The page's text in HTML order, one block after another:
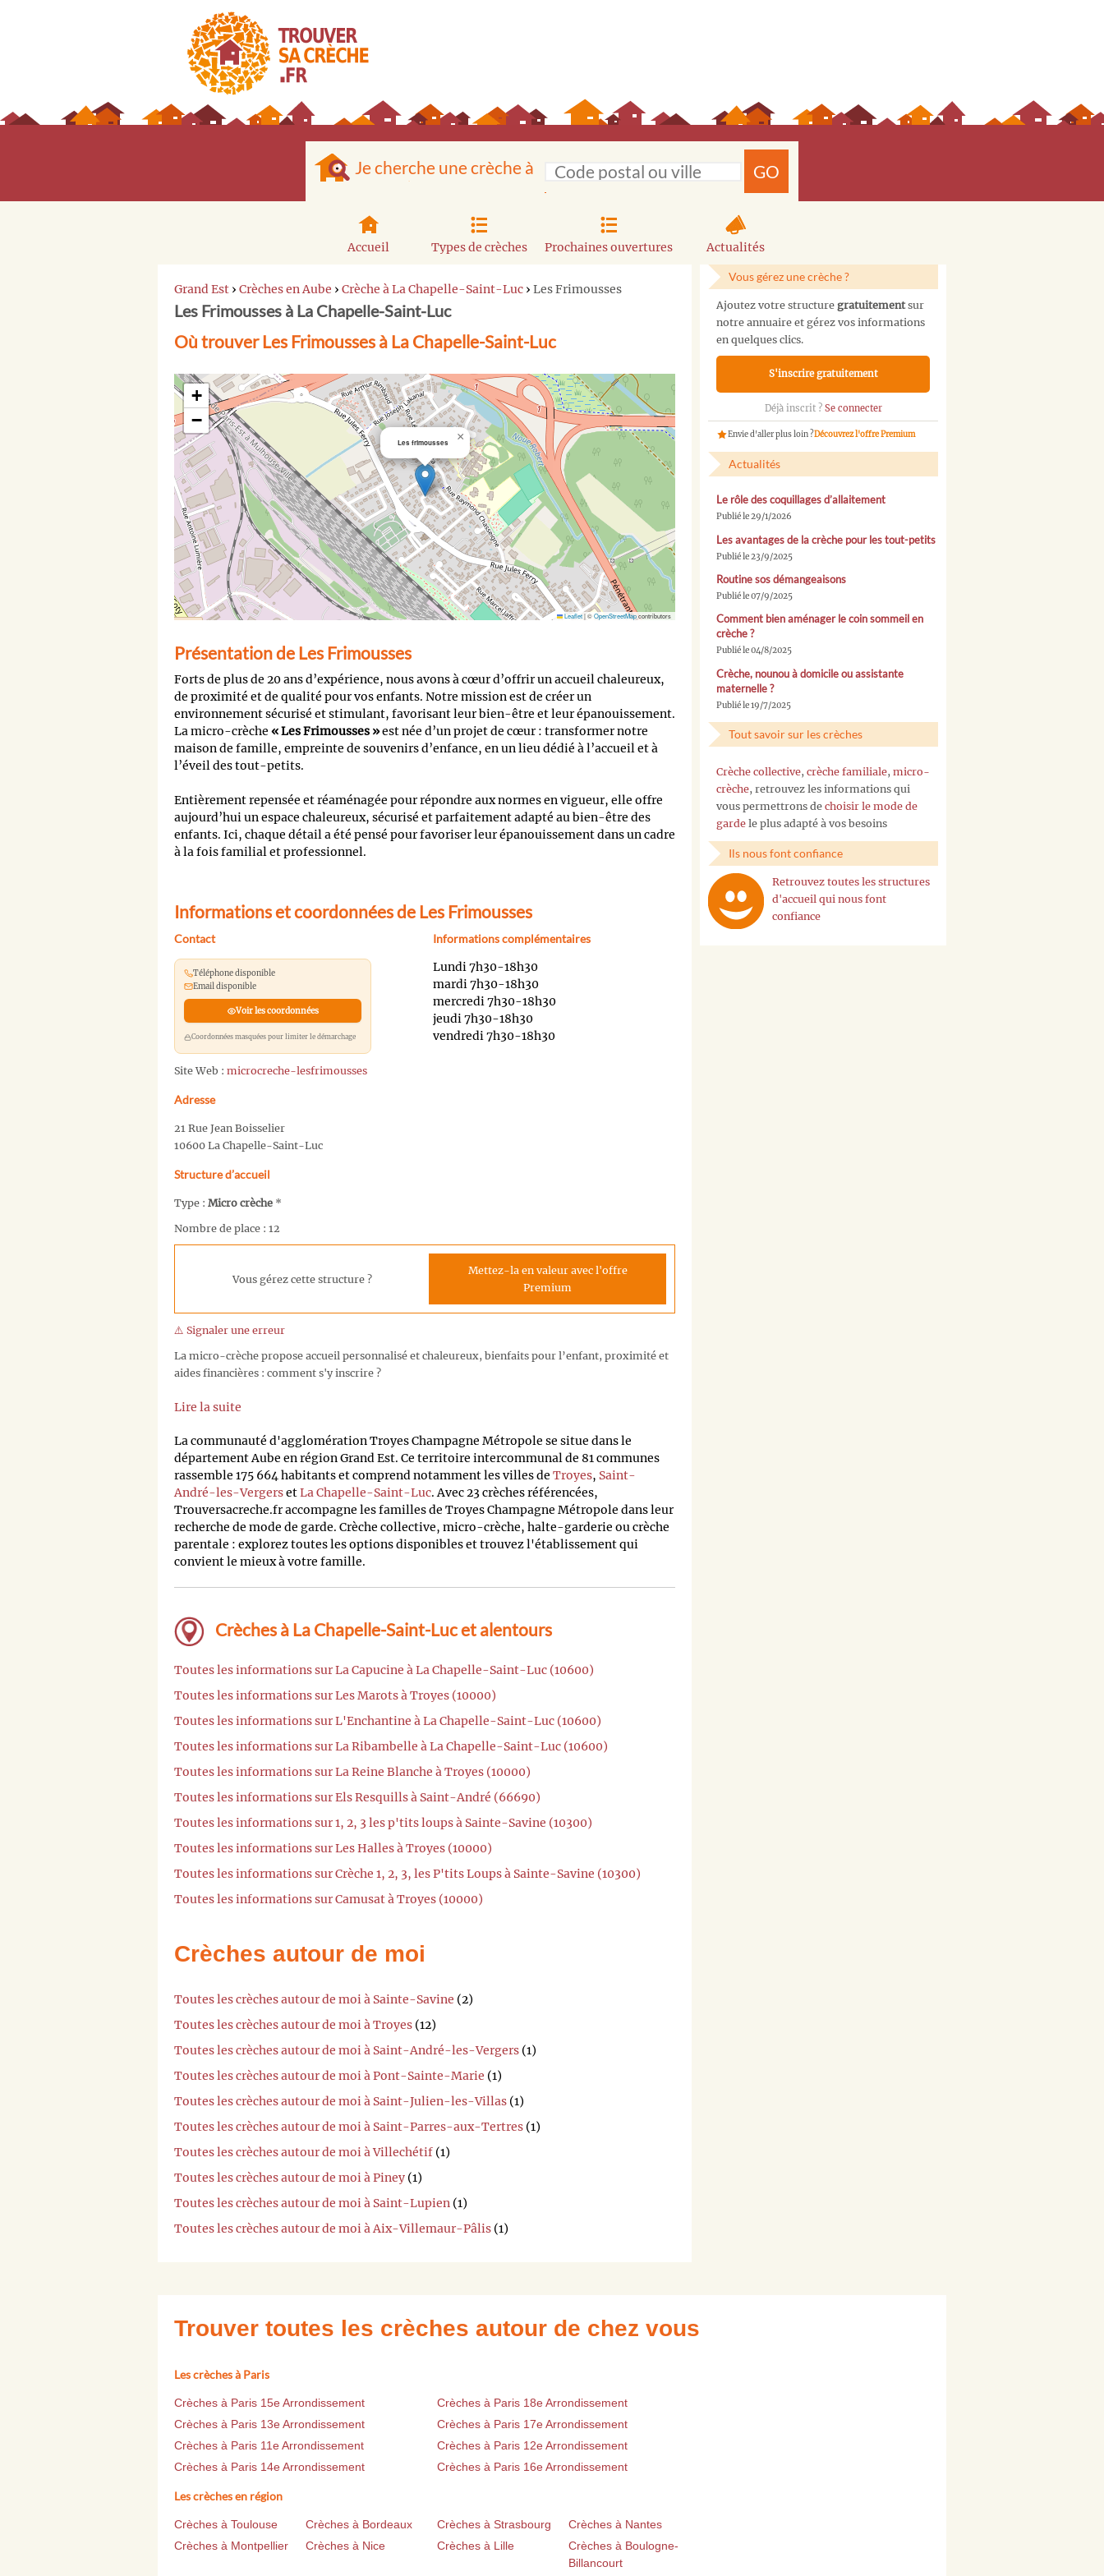
Je cherche une crèche à GO
Accueil Types de crèches Prochaines ouvertures Actualités
Grand Est › Crèches en Aube › Crèche à La Chapelle-Saint-Luc › Les Frimousses
Les Frimousses à La Chapelle-Saint-Luc
Où trouver Les Frimousses à La Chapelle-Saint-Luc
Les frimousses ×
+
−
Leaflet|©OpenStreetMapcontributors
Présentation de Les Frimousses
Forts de plus de 20 ans d’expérience, nous avons à cœur d’offrir un accueil chaleureux,
de proximité et de qualité pour vos enfants. Notre mission est de créer un
environnement sécurisé et stimulant, favorisant leur bien-être et leur épanouissement.
La micro-crèche « Les Frimousses »est née d’un projet de cœur : transformer notre
maison de famille, empreinte de souvenirs d’enfance, en un lieu dédié à l’accueil et à
l’éveil des tout-petits.
Entièrement repensée et réaménagée pour répondre aux normes en vigueur, elle offre
aujourd’hui un espace chaleureux, sécurisé et parfaitement adapté au bien-être des
enfants. Ici, chaque détail a été pensé pour favoriser leur épanouissement dans un cadre
à la fois familial et professionnel.
Informations et coordonnées de Les Frimousses
Contact
Téléphone disponible
Email disponible
Voir les coordonnées
Coordonnées masquées pour limiter le démarchage
Site Web : microcreche-lesfrimousses
Adresse
21 Rue Jean Boisselier
10600 La Chapelle-Saint-Luc
Structure d’accueil
Type : Micro crèche *
Nombre de place : 12
Informations complémentaires
Lundi 7h30-18h30
mardi 7h30-18h30
mercredi 7h30-18h30
jeudi 7h30-18h30
vendredi 7h30-18h30
Vous gérez cette structure ?
Mettez-la en valeur avec l'offre
Premium
⚠️ Signaler une erreur
La micro-crèche propose accueil personnalisé et chaleureux, bienfaits pour l’enfant, proximité et
aides financières : comment s'y inscrire ?
Lire la suite
La communauté d'agglomération Troyes Champagne Métropole se situe dans le
département Aube en région Grand Est. Ce territoire intercommunal de 81 communes
rassemble 175 664 habitants et comprend notamment les villes de Troyes, Saint-
André-les-VergersetLa Chapelle-Saint-Luc. Avec 23 crèches référencées,
Trouversacreche.fr accompagne les familles de Troyes Champagne Métropole dans leur
recherche de mode de garde. Crèche collective, micro-crèche, halte-garderie ou crèche
parentale : explorez toutes les options disponibles et trouvez l'établissement qui
convient le mieux à votre famille.
Crèches à La Chapelle-Saint-Luc et alentours
Toutes les informations sur La Capucine à La Chapelle-Saint-Luc (10600)
Toutes les informations sur Les Marots à Troyes (10000)
Toutes les informations sur L'Enchantine à La Chapelle-Saint-Luc (10600)
Toutes les informations sur La Ribambelle à La Chapelle-Saint-Luc (10600)
Toutes les informations sur La Reine Blanche à Troyes (10000)
Toutes les informations sur Els Resquills à Saint-André (66690)
Toutes les informations sur 1, 2, 3 les p'tits loups à Sainte-Savine (10300)
Toutes les informations sur Les Halles à Troyes (10000)
Toutes les informations sur Crèche 1, 2, 3, les P'tits Loups à Sainte-Savine (10300)
Toutes les informations sur Camusat à Troyes (10000)
Crèches autour de moi
Toutes les crèches autour de moi à Sainte-Savine (2)
Toutes les crèches autour de moi à Troyes (12)
Toutes les crèches autour de moi à Saint-André-les-Vergers (1)
Toutes les crèches autour de moi à Pont-Sainte-Marie (1)
Toutes les crèches autour de moi à Saint-Julien-les-Villas (1)
Toutes les crèches autour de moi à Saint-Parres-aux-Tertres (1)
Toutes les crèches autour de moi à Villechétif (1)
Toutes les crèches autour de moi à Piney (1)
Toutes les crèches autour de moi à Saint-Lupien (1)
Toutes les crèches autour de moi à Aix-Villemaur-Pâlis (1)
Vous gérez une crèche ?
Ajoutez votre structure gratuitementsur
notre annuaire et gérez vos informations
en quelques clics.
S'inscrire gratuitement
Déjà inscrit ? Se connecter
Envie d'aller plus loin ?Découvrez l'offre Premium
Actualités
Le rôle des coquillages d’allaitement
Publié le 29/1/2026
Les avantages de la crèche pour les tout-petits
Publié le 23/9/2025
Routine sos démangeaisons
Publié le 07/9/2025
Comment bien aménager le coin sommeil en
crèche ?
Publié le 04/8/2025
Crèche, nounou à domicile ou assistante
maternelle ?
Publié le 19/7/2025
Tout savoir sur les crèches
Crèche collective, crèche familiale, micro-
crèche, retrouvez les informations qui
vous permettrons de choisir le mode de
garde le plus adapté à vos besoins
Ils nous font confiance
Retrouvez toutes les structures
d'accueil qui nous font
confiance
Trouver toutes les crèches autour de chez vous
Les crèches à Paris
Crèches à Paris 15e Arrondissement
Crèches à Paris 18e Arrondissement
Crèches à Paris 13e Arrondissement
Crèches à Paris 17e Arrondissement
Crèches à Paris 11e Arrondissement
Crèches à Paris 12e Arrondissement
Crèches à Paris 14e Arrondissement
Crèches à Paris 16e Arrondissement
Les crèches en région
Crèches à Toulouse Crèches à Bordeaux Crèches à Strasbourg
Crèches à Nantes
Crèches à Montpellier
Crèches à Nice Crèches à Lille
Crèches à Boulogne-
Billancourt